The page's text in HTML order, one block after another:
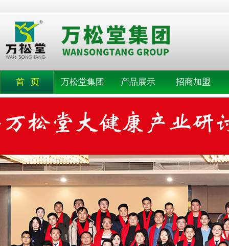
首 页 万松堂集团 产品展示 招商加盟